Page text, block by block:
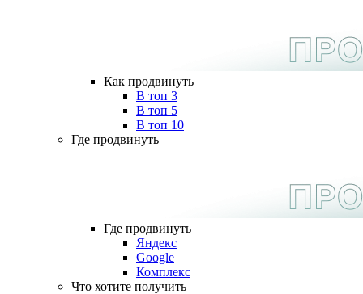
Как продвинуть
В топ 3
В топ 5
В топ 10
Где продвинуть
Где продвинуть
Яндекс
Google
Комплекс
Что хотите получить